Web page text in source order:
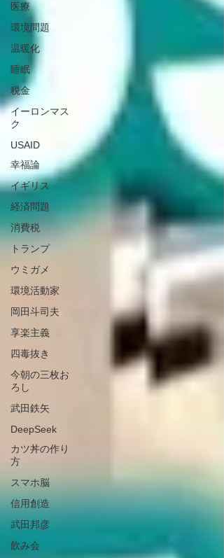
医療
環境問題
温暖化
睡眠
税金
イーロンマス
ク
USAID
幸福論
イギリス
経済問題
消費税
トランプ
ウミガメ
環境活動家
岡田斗司夫
享楽主義
四毒抜き
今朝の三枚お
ろし
武田鉄矢
DeepSeek
カツ丼の作り
方
スマホ脳
信用創造
武田邦彦
飲み会